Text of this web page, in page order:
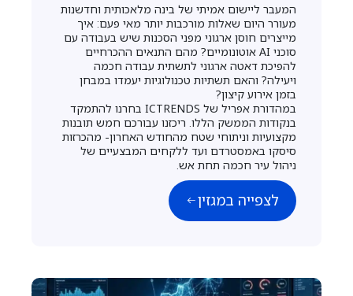
המעבר ליישום אמיתי של בינה מלאכותית וחדשנות
מעורר היום שאלות מורכבות יותר מאי פעם: איך
מייצרים חוסן ארגוני מפני הסכנות שיש בעבודה עם
סוכני AI אוטונומיים? מהם התנאים ההכרחיים
להפיכת דאטה ארגוני לתשתית עבודה חכמה
ויעילה? והאם תשתיות טכנולוגיות יעמדו במבחן
בזמן אירוע קיצון?
במהדורת אפריל של ICTRENDS בחרנו להתמקד
בנקודות הממשק הללו. ריכזנו עבורכם חמש תובנות
מקצועיות וניתוחי שטח מהחודש האחרון- מהכרזות
סיסקו באמסטרדם ועד ללקחים המבצעיים של
ניהול עיר חכמה תחת אש.
לצפייה במגזין